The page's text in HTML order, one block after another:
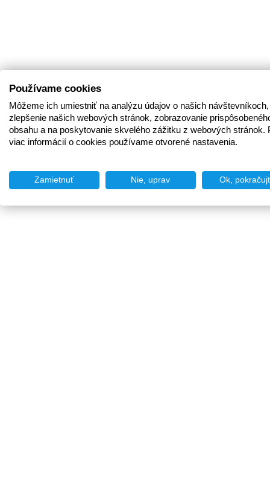
Používame cookies
Môžeme ich umiestniť na analýzu údajov o našich
zlepšenie našich webových stránok, zobrazovanie
obsahu a na poskytovanie skvelého zážitku z webových stránok.
viac informácií o cookies používame otvorené nastavenia.
Zamietnuť Nie, uprav Ok,